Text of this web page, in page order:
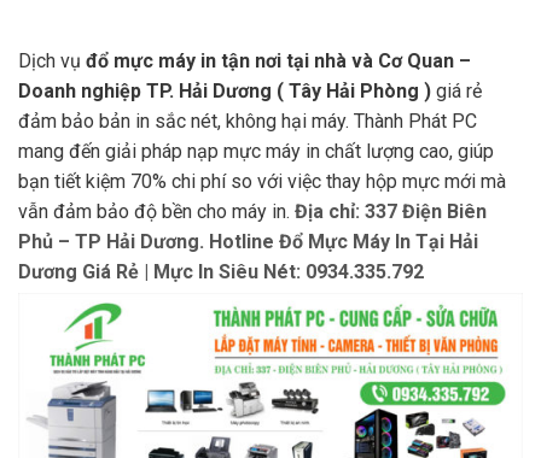
Dịch vụ đổ mực máy in tận nơi tại nhà và Cơ Quan –
Doanh nghiệp TP. Hải Dương ( Tây Hải Phòng ) giá rẻ
đảm bảo bản in sắc nét, không hại máy. Thành Phát PC
mang đến giải pháp nạp mực máy in chất lượng cao, giúp
bạn tiết kiệm 70% chi phí so với việc thay hộp mực mới mà
vẫn đảm bảo độ bền cho máy in. Địa chỉ: 337 Điện Biên
Phủ – TP Hải Dương. Hotline Đổ Mực Máy In Tại Hải
Dương Giá Rẻ | Mực In Siêu Nét: 0934.335.792